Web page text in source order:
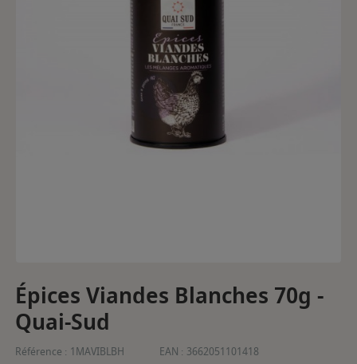
Épices Viandes Blanches 70g -
Quai-Sud
Référence : 1MAVIBLBH EAN : 3662051101418